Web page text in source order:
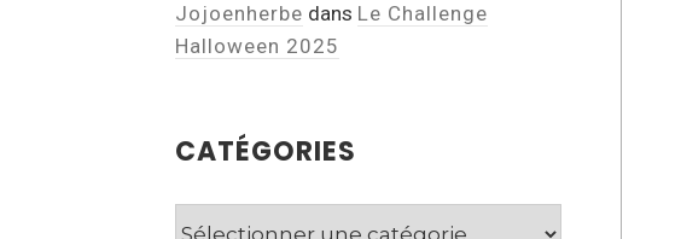
Jojoenherbe dans Le Challenge
Halloween 2025
CATÉGORIES
Catégories